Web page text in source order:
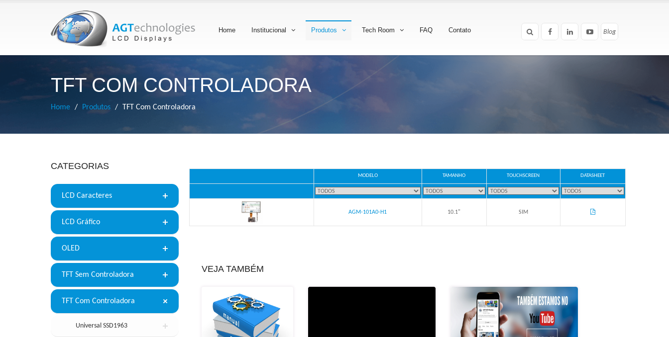
Home Institucional Produtos Tech Room FAQ Contato Blog
TFT COM CONTROLADORA
Home Produtos TFT Com Controladora
MODELO TAMANHO TOUCHSCREEN DATASHEET
AGM-101A0-H1 10.1" SIM
CATEGORIAS
LCD Caracteres
LCD Gráfico
OLED
TFT Sem Controladora
TFT Com Controladora
Universal SSD1963
VEJA TAMBÉM